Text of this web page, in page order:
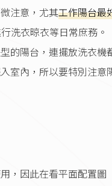
注意，尤其工作陽台最
洗衣晾衣等日常庶務。
的陽台，連擺放洗衣機
室內，所以要特別注意
，因此在看平面配置圖